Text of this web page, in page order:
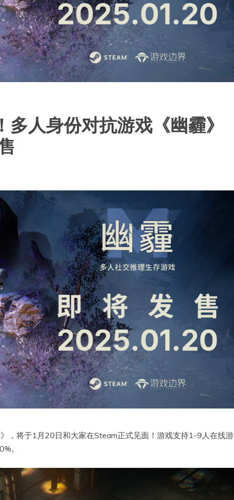
人身份对抗游戏《幽霾》
，将于1月20日和大家在Steam正式见面！游戏支持1-9人在线游
。